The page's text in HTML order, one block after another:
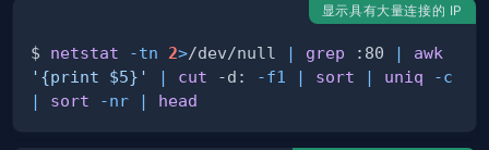
显示具有大量连接的 IP
$ netstat -tn 2>/dev/null | grep :80 |
awk
'{print $5}'
| cut -d: -f1 | sort | uniq
-c
|
sort -nr | head